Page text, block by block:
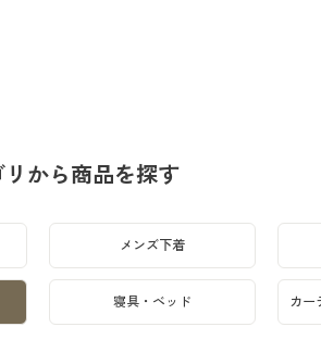
から商品を探す
メンズ下着
寝具・ベッド カー